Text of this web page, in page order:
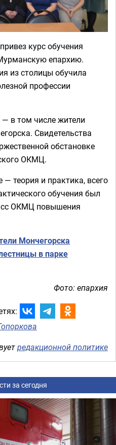
курс обучения
епархию.
из столицы обучила
профессии
в том числе жители
Свидетельства
обстановке
ОКМЦ.
теория и практика, всего
обучения был
ОКМЦ повышения
Мончегорска
в парке
Фото: епархия
редакционной политике
за сегодня